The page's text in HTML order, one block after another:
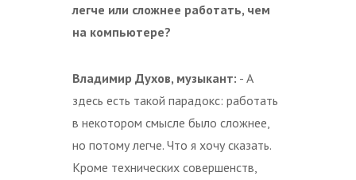
легче или сложнее работать, чем
на компьютере?
Владимир Духов, музыкант: - А
здесь есть такой парадокс: работать
в некотором смысле было сложнее,
но потому легче. Что я хочу сказать.
Кроме технических совершенств,